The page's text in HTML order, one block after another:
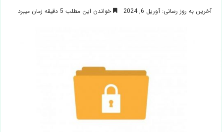
ایمیلآخرین به روز رسانی: آوریل 6, 2024
خواندن این مطلب 5 دقیقه زمان میبرد